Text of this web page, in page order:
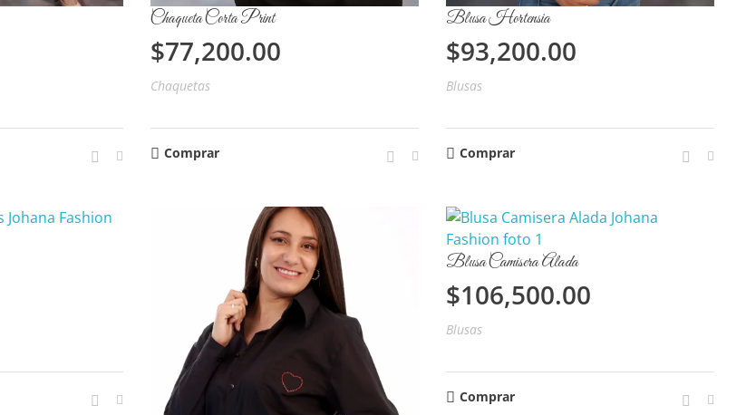
Chaqueta Corta Print
$77,200.00
Chaquetas
Comprar
Blusa Hortensia
$93,200.00
Blusas
Comprar
Blusa Camisera Alada
$106,500.00
Blusas
Comprar